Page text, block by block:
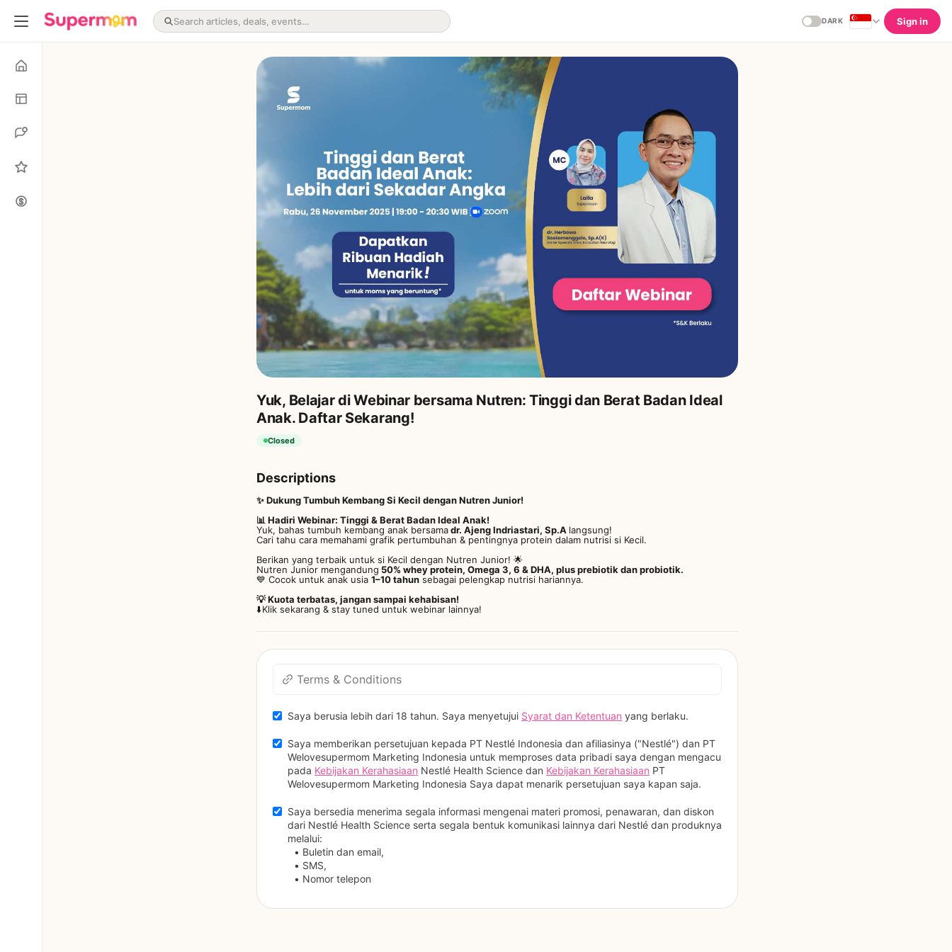
DARK Sign in
Yuk, Belajar di Webinar bersama Nutren: Tinggi dan Berat Badan Ideal
Anak. Daftar Sekarang!
Closed
Descriptions
✨ Dukung Tumbuh Kembang Si Kecil dengan Nutren Junior!
📊 Hadiri Webinar: Tinggi & Berat Badan Ideal Anak!
Yuk, bahas tumbuh kembang anak bersamadr. Ajeng Indriastari, Sp.A langsung!
Cari tahu cara memahami grafik pertumbuhan & pentingnya protein dalam nutrisi si Kecil.
Berikan yang terbaik untuk si Kecil dengan Nutren Junior! 🌟
Nutren Junior mengandung 50% whey protein, Omega 3, 6 & DHA, plus prebiotik dan probiotik.
💙 Cocok untuk anak usia 1–10 tahun sebagai pelengkap nutrisi hariannya.
💡 Kuota terbatas, jangan sampai kehabisan!
⬇️Klik sekarang & stay tuned untuk webinar lainnya!
Terms & Conditions
Saya berusia lebih dari 18 tahun. Saya menyetujui Syarat dan Ketentuan yang berlaku.
Saya memberikan persetujuan kepada PT Nestlé Indonesia dan afiliasinya ("Nestlé") dan PT
Welovesupermom Marketing Indonesia untuk memproses data pribadi saya dengan mengacu
pada Kebijakan Kerahasiaan Nestlé Health Science dan Kebijakan Kerahasiaan PT
Welovesupermom Marketing Indonesia Saya dapat menarik persetujuan saya kapan saja.
Saya bersedia menerima segala informasi mengenai materi promosi, penawaran, dan diskon
dari Nestlé Health Science serta segala bentuk komunikasi lainnya dari Nestlé dan produknya
melalui:
Buletin dan email,
SMS,
Nomor telepon